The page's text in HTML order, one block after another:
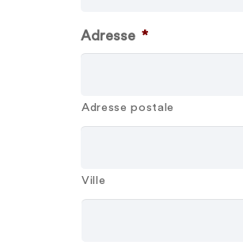
Adresse *
Adresse postale
Ville